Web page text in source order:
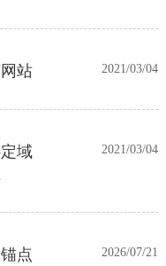
站
2021/03/04
域
2021/03/04
点
2026/07/21